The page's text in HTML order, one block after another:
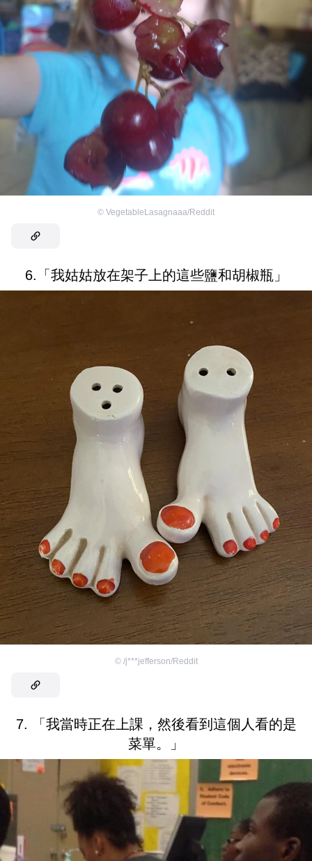
© VegetableLasagnaaa/Reddit
6.「我姑姑放在架子上的這些鹽和胡椒瓶」
© /j***jefferson/Reddit
7. 「我當時正在上課，然後看到這個人看的是
菜單。」